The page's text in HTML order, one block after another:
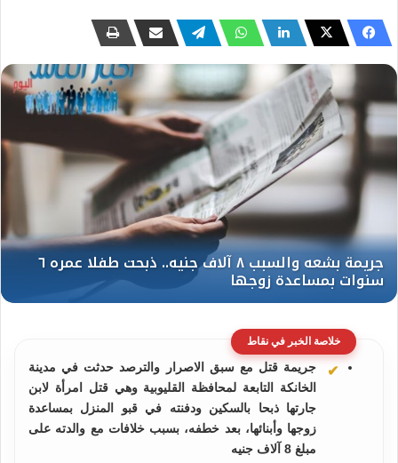
خلاصة الخبر في نقاط
جريمة قتل مع سبق الاصرار والترصد حدثت في مدينة
الخانكة التابعة لمحافظة القليوبية وهي قتل امرأة لابن
جارتها ذبحا بالسكين ودفنته في قبو المنزل بمساعدة
زوجها وأبنائها، بعد خطفه، بسبب خلافات مع والدته على
مبلغ 8 آلاف جنيه